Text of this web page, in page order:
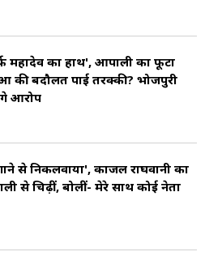
महादेव का हाथ', आम्रपाली का फूटा
की बदौलत पाई तरक्की? भोजपुरी
आरोप
से निकलवाया', काजल राघवानी का
से चिढ़ीं, बोलीं- मेरे साथ कोई नेता